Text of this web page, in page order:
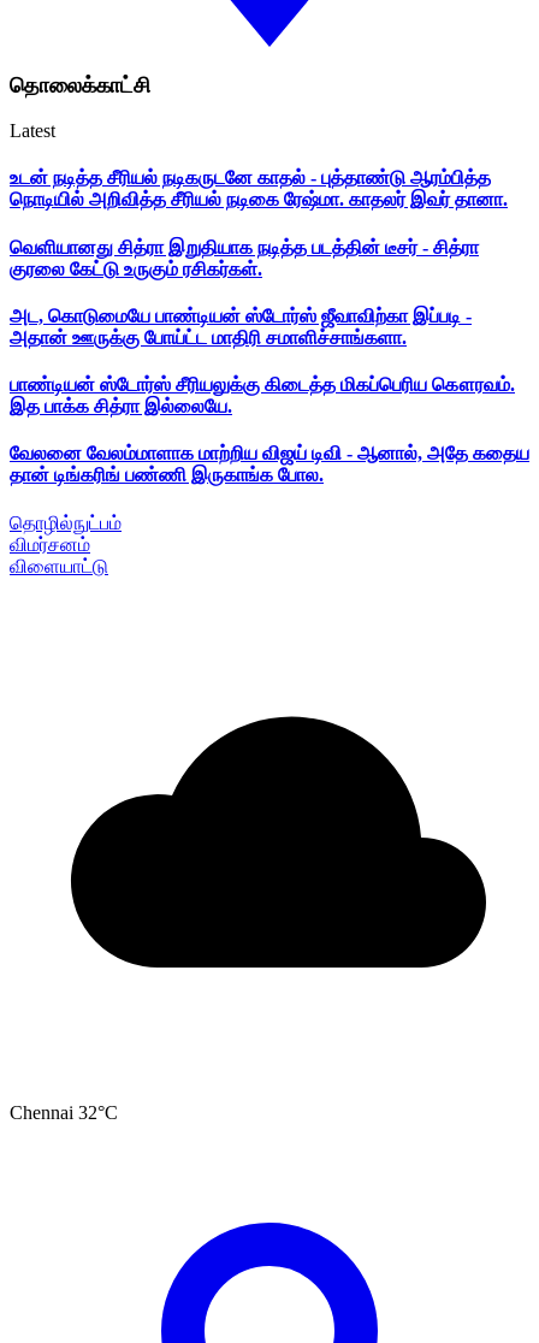
தொலைக்காட்சி
Latest
உடன் நடித்த சீரியல் நடிகருடனே காதல் - புத்தாண்டு ஆரம்பித்த
நொடியில் அறிவித்த சீரியல் நடிகை ரேஷ்மா. காதலர் இவர் தானா.
வெளியானது சித்ரா இறுதியாக நடித்த படத்தின் டீசர் - சித்ரா
குரலை கேட்டு உருகும் ரசிகர்கள்.
அட, கொடுமையே பாண்டியன் ஸ்டோர்ஸ் ஜீவாவிற்கா இப்படி -
அதான் ஊருக்கு போய்ட்ட மாதிரி சமாளிச்சாங்களா.
பாண்டியன் ஸ்டோர்ஸ் சீரியலுக்கு கிடைத்த மிகப்பெரிய கௌரவம்.
இத பாக்க சித்ரா இல்லையே.
வேலனை வேலம்மாளாக மாற்றிய விஜய் டிவி - ஆனால், அதே கதைய
தான் டிங்கரிங் பண்ணி இருகாங்க போல.
தொழில்நுட்பம்
விமர்சனம்
விளையாட்டு
Chennai 32°C